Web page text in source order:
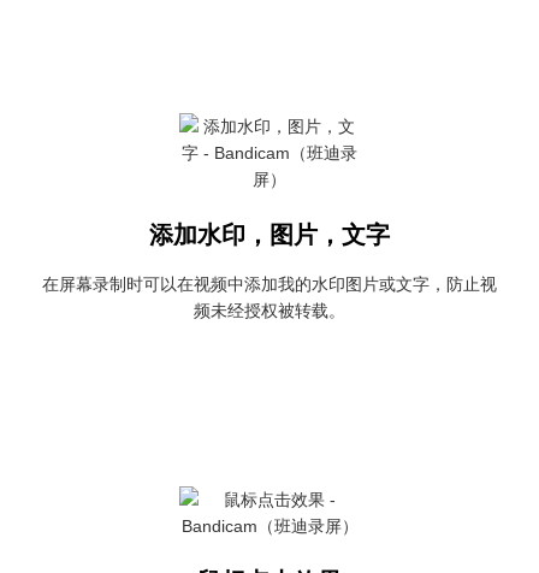
添加水印，图片，文字
在屏幕录制时可以在视频中添加我的水印图片或文字，防止视
频未经授权被转载。